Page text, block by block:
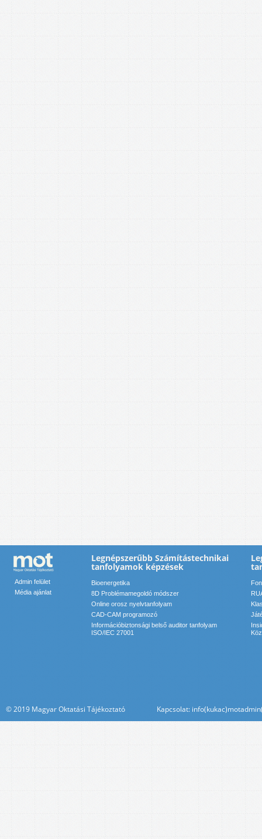
Admin felület
Média ajánlat
Legnépszerűbb Számítástechnikai
tanfolyamok képzések
Bioenergetika
8D Problémamegoldó módszer
Online orosz nyelvtanfolyam
CAD-CAM programozó
Információbiztonsági belső auditor tanfolyam
ISO/IEC 27001
© 2019 Magyar Oktatási Tájékoztató Kapcsolat: